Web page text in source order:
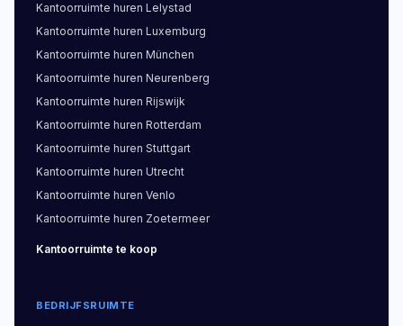
Kantoorruimte huren Lelystad
Kantoorruimte huren Luxemburg
Kantoorruimte huren München
Kantoorruimte huren Neurenberg
Kantoorruimte huren Rijswijk
Kantoorruimte huren Rotterdam
Kantoorruimte huren Stuttgart
Kantoorruimte huren Utrecht
Kantoorruimte huren Venlo
Kantoorruimte huren Zoetermeer
Kantoorruimte te koop
BEDRIJFSRUIMTE